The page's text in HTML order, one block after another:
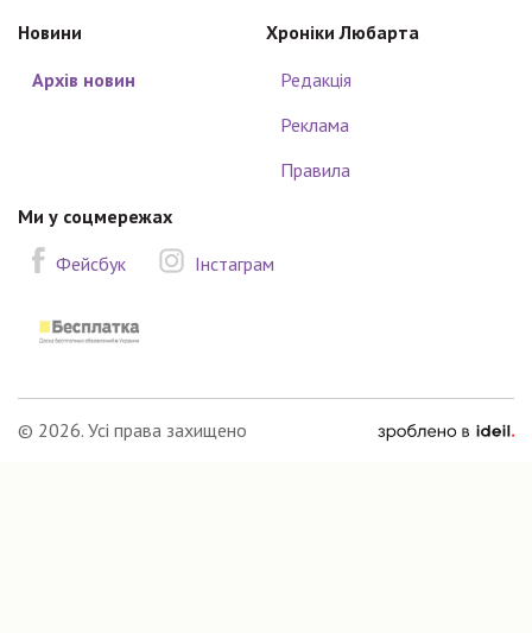
Новини
Архів новин
Хроніки Любарта
Редакція
Реклама
Правила
Ми у соцмережах
Фейсбук
Інстаграм
© 2026. Усі права захищено
зроблено